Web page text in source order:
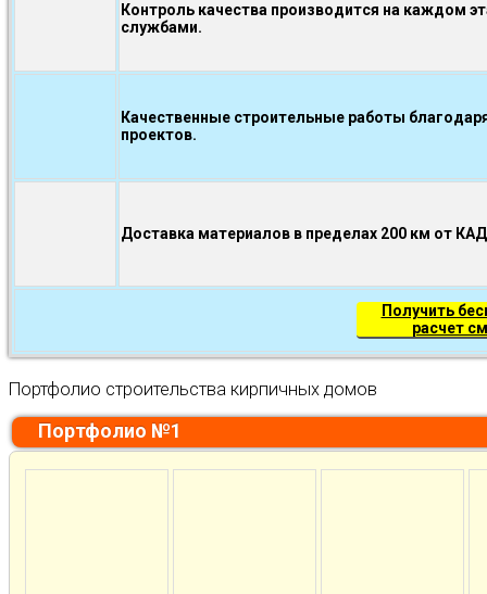
Контроль качества производится на каждом
службами.
Качественные строительные работы
проектов.
Доставка материалов в пределах 200 км от
Получить
расчет
Портфолио строительства кирпичных домов
Портфолио №1